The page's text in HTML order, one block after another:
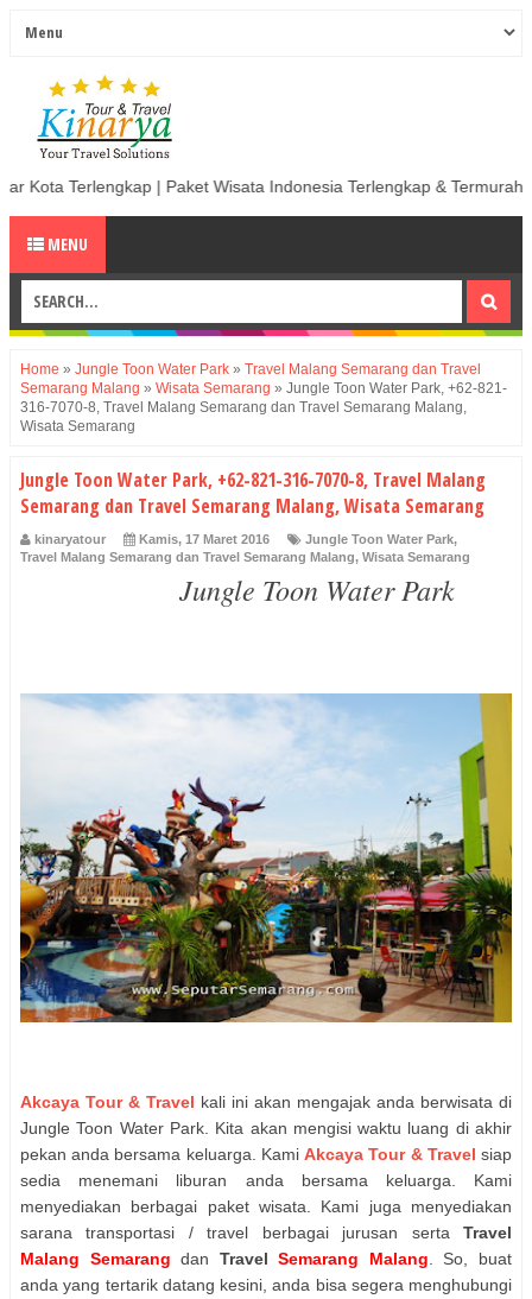
| Paket Wisata Indonesia Terlengkap & Termurah | Sewa Mobil
MENU
Home » Jungle Toon Water Park » Travel Malang Semarang dan Travel
Semarang Malang » Wisata Semarang » Jungle Toon Water Park, +62-821-
316-7070-8, Travel Malang Semarang dan Travel Semarang Malang,
Wisata Semarang
Jungle Toon Water Park, +62-821-316-7070-8, Travel Malang
Semarang dan Travel Semarang Malang, Wisata Semarang
kinaryatour Kamis, 17 Maret 2016 Jungle Toon Water Park,
Travel Malang Semarang dan Travel Semarang Malang, Wisata Semarang
Jungle Toon Water Park
Akcaya Tour & Travel kali ini akan mengajak anda berwisata di
Jungle Toon Water Park. Kita akan mengisi waktu luang di akhir
pekan anda bersama keluarga. KamiAkcaya Tour & Travel siap
sedia menemani liburan anda bersama keluarga. Kami
menyediakan berbagai paket wisata. Kami juga menyediakan
sarana transportasi / travel berbagai jurusan serta Travel
Malang Semarang dan TravelSemarang Malang . So, buat
anda yang tertarik datang kesini, anda bisa segera menghubungi